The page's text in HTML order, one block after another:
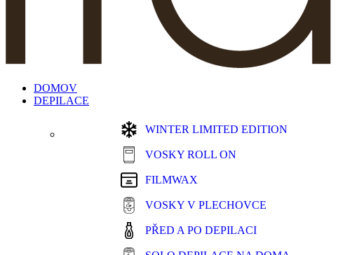
DOMOV
DEPILACE
WINTER LIMITED EDITION
VOSKY ROLL ON
FILMWAX
VOSKY V PLECHOVCE
PŘED A PO DEPILACI